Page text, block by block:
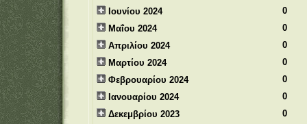
Ιουνίου 2024
0
Μαΐου 2024
0
Απριλίου 2024
0
Μαρτίου 2024
0
Φεβρουαρίου 2024
0
Ιανουαρίου 2024
0
Δεκεμβρίου 2023
0